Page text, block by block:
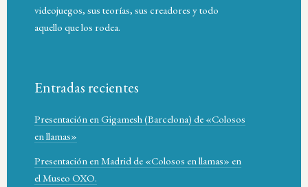
videojuegos, sus teorías, sus creadores y todo
aquello que los rodea.
Entradas recientes
Presentación en Gigamesh (Barcelona) de «Colosos
en llamas»
Presentación en Madrid de «Colosos en llamas» en
el Museo OXO.